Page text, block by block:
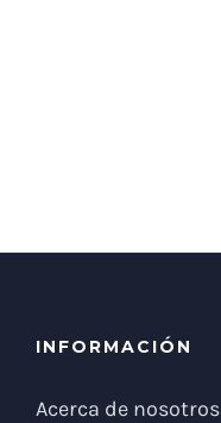
INFORMACIÓN
Acerca de nosotros